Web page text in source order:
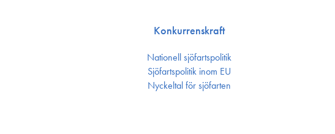
Konkurrenskraft
Nationell sjöfartspolitik
Sjöfarts­politik inom EU
Nyckeltal för sjöfarten